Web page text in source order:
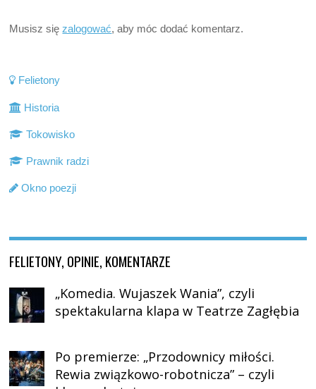
Musisz sięzalogować, aby móc dodać komentarz.
Felietony
Historia
Tokowisko
Prawnik radzi
Okno poezji
FELIETONY, OPINIE, KOMENTARZE
„Komedia. Wujaszek Wania”, czyli
spektakularna klapa w Teatrze Zagłębia
Po premierze: „Przodownicy miłości.
Rewia związkowo-robotnicza” – czyli